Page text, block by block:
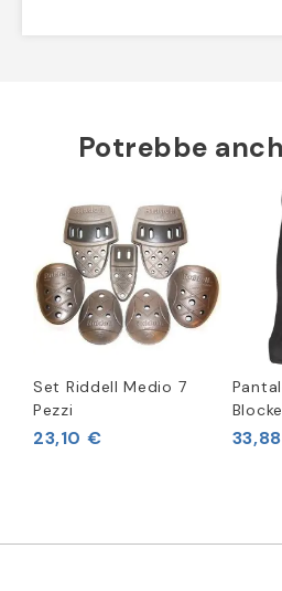
Potrebbe
Set Riddell Medio 7
Pezzi
23,10 €